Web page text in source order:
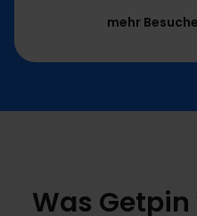
mehr
Was